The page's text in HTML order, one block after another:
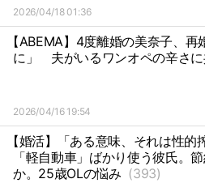
2026/04/18 01:36
【ABEMA】4度離婚の美奈子、
に」
夫がいるワンオペの辛さ
2026/04/16 19:54
【婚活】「ある意味、それは性
「軽自動車」ばかり使う彼氏。
か。25歳OLの悩み (393)